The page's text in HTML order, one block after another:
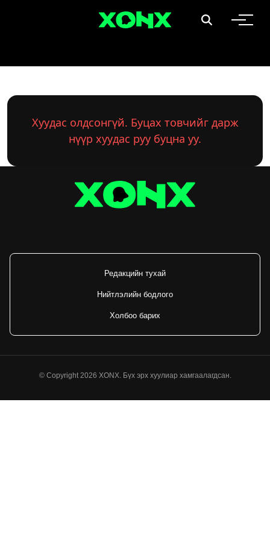
Хуудас олдсонгүй. Буцах товчийг дарж
нүүр хуудас руу буцна уу.
Редакцийн тухай
Нийтлэлийн бодлого
Холбоо барих
© Copyright 2026 XONX. Бүх эрх хуулиар хамгаалагдсан.